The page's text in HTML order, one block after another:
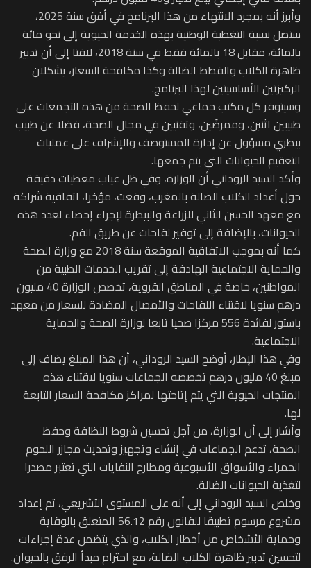
وأبرز أنه بمجرد الانتهاء من هذا البرنامج في أفق سنة 2025،
ستصل نسبة التغطية الوطنية بهذه الخدمة الحيوية إلى نحو مائة
بالمائة، مقابل 18 بالمائة فقط في سنة 2018، لافتا إلى أن تدبير
ظاهرة الكلاب والقطط الضالة وكذا مكافحة السعار، يشكلان
الركيزتين الأساسيتين لهذا البرنامج.
وسيتوفر كل مكتب جماعي لحفظ الصحة من هذه التجمعات على
طبيبين اثنين، وممرضَين، وتقنيين في مجال الصحة، فضلا عن طبيب
بيطري مسؤول عن إدارة المستوصف والإشراف على عمليات
التعقيم الحيوانات التي يتم جمعها.
وأكد السيد الروداني أن الوزارة، وفي ظل غياب معطيات دقيقة
حول أعداد الكلاب الضالة بالمغرب، وقعت، مؤخرا، اتفاقية شراكة
مع معهد الحسن الثاني للزراعة والبيطرة لإجراء إحصاء لعدد هذه
الحيوانات، بالإضافة إلى توفير لقاحات عن طريق الفم.
كما أنه بموجب الاتفاقية الموقعة سنة 2018 مع وزارة الصحة
والحماية الاجتماعية الهادفة إلى تقريب الخدمات الطبية من
المواطنين، خاصة في المناطق القروية، تخصص الوزارة 40 مليون
درهم سنويا لاقتناء اللقاحات والأمصال المضادة للسعار من معهد
باستور لفائدة 556 مركزا صحيا تابعا لوزارة الصحة والحماية
الاجتماعية.
وفي هذا الإطار، أوضح السيد الروداني، أن هذا المبلغ يضاف إلى
مبلغ 40 مليون درهم تخصصه الجماعات سنويا لاقتناء هذه
المنتجات الحيوية التي يتم إتاحتها لمراكز مكافحة السعار التابعة
لها.
وأشار إلى أن الوزارة، من أجل تحسين شروط النظافة وحفظ
الصحة، تدعم الجماعات في إنشاء وتجهيز وتحديث مجازر اللحوم
الحمراء والأسواق الأسبوعية ومطارح النفايات التي تعتبر مصدرا
لتغذية الحيوانات الضالة.
وخلص السيد الروداني إلى أنه على المستوى التشريعي، تم إعداد
مشروع مرسوم تطبيقا للقانون رقم 56.12 المتعلق بالوقاية
وحماية الأشخاص من أخطار الكلاب، والذي يتضمن عدة إجراءات
لتحسين تدبير ظاهرة الكلاب الضالة، مع احترام مبدأ الرفق بالحيوان.